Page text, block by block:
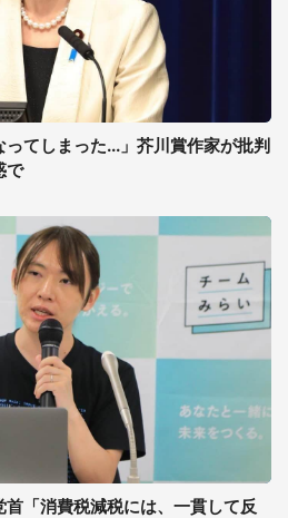
ってしまった...」芥川賞作家が批判
で
「消費税減税には、一貫して反